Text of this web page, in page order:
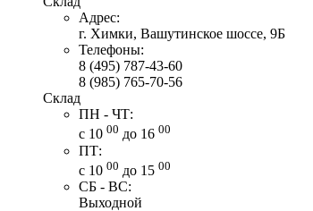
Адрес:
г. Химки, Вашутинское шоссе, 9Б
Телефоны:
8 (495) 787-43-60
8 (985) 765-70-56
Склад
ПН - ЧТ:
с 10 00 до 16 00
ПТ:
с 10 00 до 15 00
СБ - ВС:
Выходной